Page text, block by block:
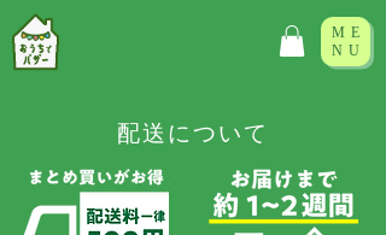
ME
NU
配送について